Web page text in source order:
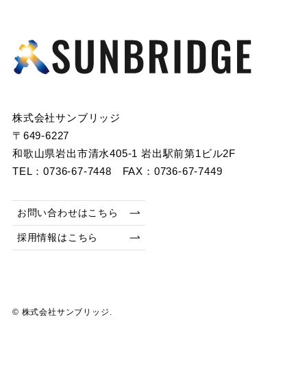
株式会社サンブリッジ
〒649-6227
和歌山県岩出市清水405-1 岩出駅前第1ビル2F
TEL：0736-67-7448 FAX：0736-67-7449
お問い合わせはこちら
採用情報はこちら
© 株式会社サンブリッジ.